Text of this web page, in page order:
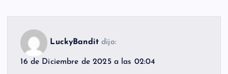
LuckyBandit dijo:
16 de Diciembre de 2025 a las 02:04